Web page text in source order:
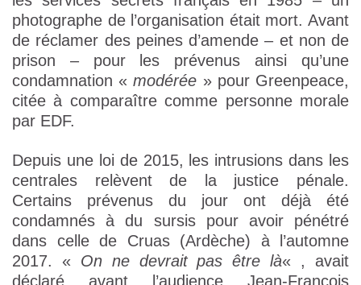
photographe de l’organisation était mort. Avant
de réclamer des peines d’amende – et non de
prison – pour les prévenus ainsi qu’une
condamnation «modérée » pour Greenpeace,
citée à comparaître comme personne morale
par EDF.
Depuis une loi de 2015, les intrusions dans les
centrales relèvent de la justice pénale.
Certains prévenus du jour ont déjà été
condamnés à du sursis pour avoir pénétré
dans celle de Cruas (Ardèche) à l’automne
2017. « On ne devrait pas être là« , avait
déclaré avant l’audience Jean-François